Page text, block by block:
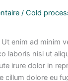
/Cold
enim ad minim
laboris nisi ut
irure dolor in
cillum dolore eu